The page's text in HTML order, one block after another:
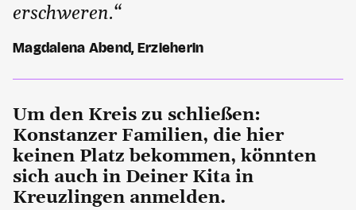
erschweren.“
Magdalena Abend, Erzieherin
Um den Kreis zu schließen:
Konstanzer Familien, die hier
keinen Platz bekommen, könnten
sich auch in Deiner Kita in
Kreuzlingen anmelden.